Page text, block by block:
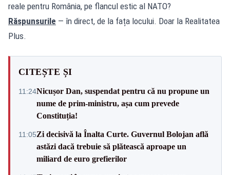
reale pentru România, pe flancul estic al NATO?
Răspunsurile — în direct, de la fața locului. Doar la Realitatea
Plus.
CITEȘTE ȘI
11:24Nicușor Dan, suspendat pentru că nu propune un
nume de prim-ministru, așa cum prevede
Constituția!
11:05Zi decisivă la Înalta Curte. Guvernul Bolojan află
astăzi dacă trebuie să plătească aproape un
miliard de euro grefierilor